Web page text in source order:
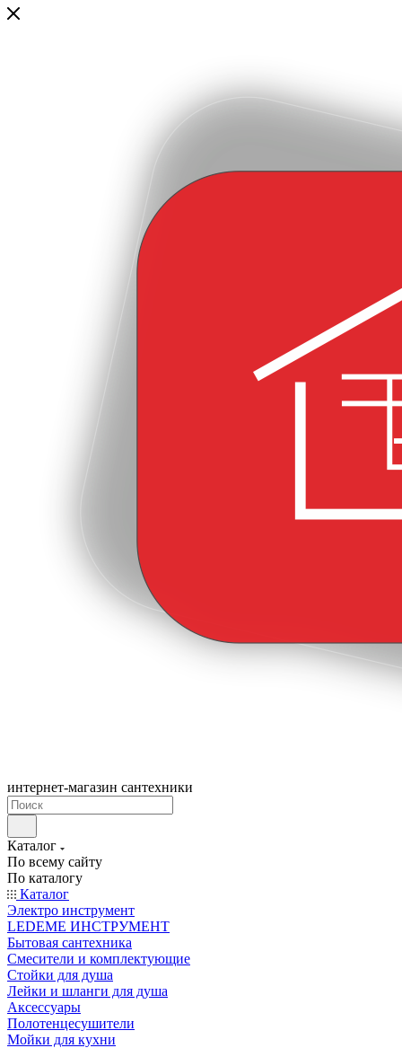
интернет-магазин сантехники
Каталог
По всему сайту
По каталогу
Каталог
Электро инструмент
LEDEME ИНСТРУМЕНТ
Бытовая сантехника
Смесители и комплектующие
Стойки для душа
Лейки и шланги для душа
Аксессуары
Полотенцесушители
Мойки для кухни